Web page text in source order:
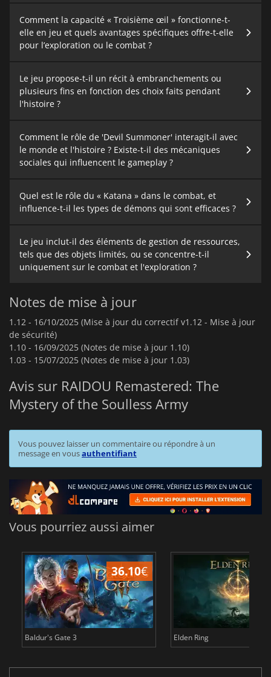
Comment la capacité « Troisième œil » fonctionne-t-
elle en jeu et quels avantages spécifiques offre-t-elle
pour l’exploration ou le combat ?
Le jeu propose-t-il un récit à embranchements ou
plusieurs fins en fonction des choix faits pendant
l'histoire ?
Comment le rôle de 'Devil Summoner' interagit-il avec
le monde et l'histoire ? Existe-t-il des mécaniques
sociales qui influencent le gameplay ?
Quel est le rôle du « Katana » dans le combat, et
influence-t-il les types de démons qui sont efficaces ?
Le jeu inclut-il des éléments de gestion de ressources,
tels que des objets limités, ou se concentre-t-il
uniquement sur le combat et l'exploration ?
Notes de mise à jour
1.12 - 16/10/2025 (Mise à jour du correctif v1.12 - Mise à jour
de sécurité)
1.10 - 16/09/2025 (Notes de mise à jour 1.10)
1.03 - 15/07/2025 (Notes de mise à jour 1.03)
Avis sur RAIDOU Remastered: The
Mystery of the Soulless Army
Vous pouvez laisser un commentaire ou répondre à un
message en vousauthentifiant
Vous pourriez aussi aimer
36.10€
Baldur's Gate 3 Elden Ring